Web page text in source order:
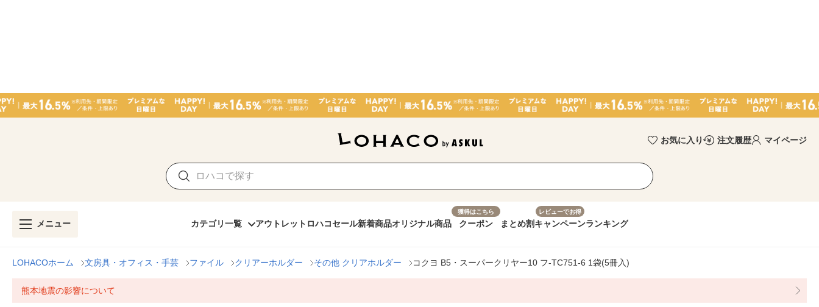
お気に入り 注文履歴 マイページ
メニュー カテゴリ一覧 アウトレット ロハコセール新着商品オリジナル商品
獲得はこちら
クーポン まとめ割
レビューでお得
キャンペーンランキング
LOHACOホーム 文房具・オフィス・手芸 ファイル クリアーホルダー その他 クリアホルダー コクヨ B5・スーパークリヤー10 フ-TC751-6 1袋(5冊入)
熊本地震の影響について